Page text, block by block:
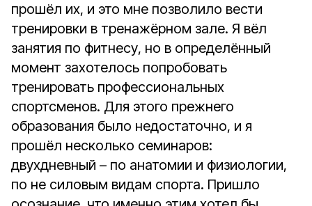
прошёл их, и это мне позволило вести
тренировки в тренажёрном зале. Я вёл
занятия по фитнесу, но в определённый
момент захотелось попробовать
тренировать профессиональных
спортсменов. Для этого прежнего
образования было недостаточно, и я
прошёл несколько семинаров:
двухдневный – по анатомии и физиологии,
по не силовым видам спорта. Пришло